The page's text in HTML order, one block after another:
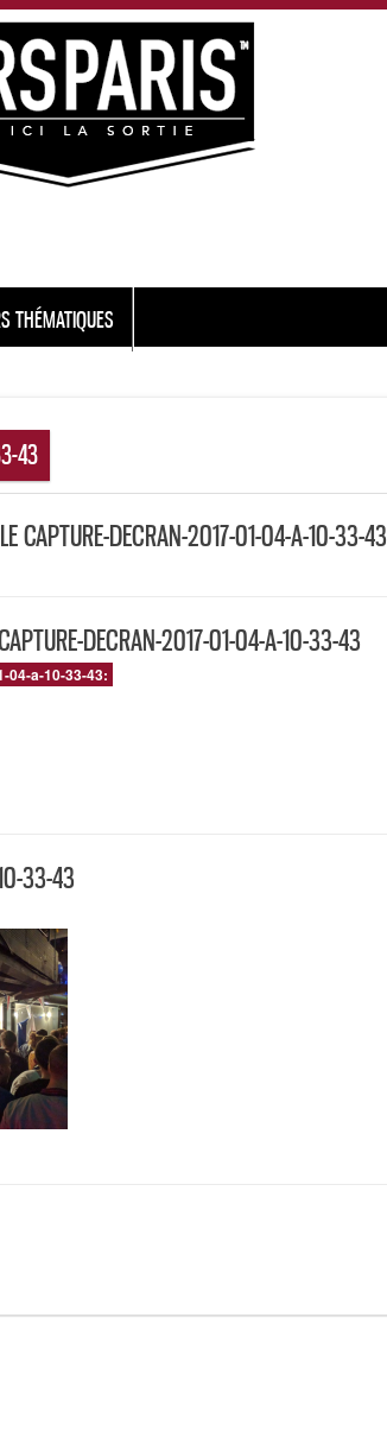
THÉMATIQUES
43
CAPTURE-DECRAN-2017-01-04-A-10-33-43
CAPTURE-DECRAN-2017-01-04-A-10-33-43
04-a-10-33-43:
33-43